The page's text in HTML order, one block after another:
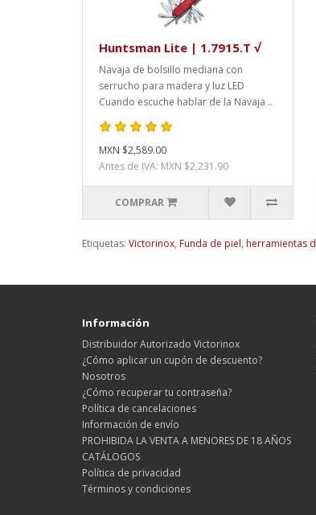
Huntsman Lite | 1.7915.T √
Navaja de bolsillo mediana con
serrucho para madera y luz LED
Cuando escuche hablar de la Navaja ..
MXN $2,589.00
Antes de IVA: MXN $2,231.90
COMPRAR
Etiquetas: Victorinox, Funda de piel, herramientas
Información
Distribuidor Autorizado Victorinox
¿Cómo aplicar un cupón de descuento?
Nosotros
¿Cómo recuperar tu contraseña?
Política de cancelaciones
Información de envío
PROHIBIDA LA VENTA A MENORES DE 18 AÑOS
CATÁLOGOS
Política de privacidad
Términos y condiciones